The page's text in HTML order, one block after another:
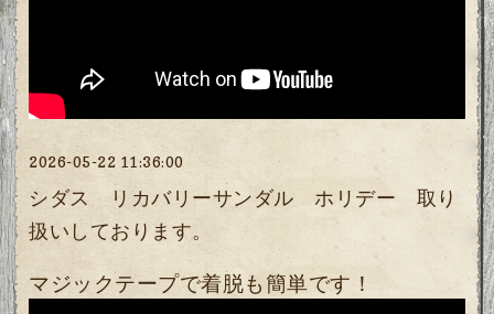
2026-05-22 11:36:00
シダス リカバリーサンダル ホリデー 取り
扱いしております。
マジックテープで着脱も簡単です！